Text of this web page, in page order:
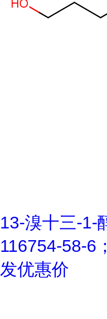
13-溴十三-1-
116754-58-6
发优惠价